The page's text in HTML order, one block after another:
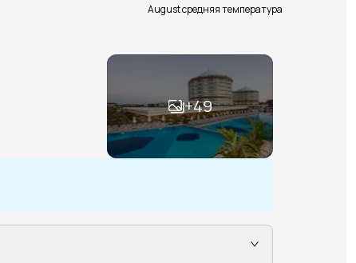
August средняя температура
+49